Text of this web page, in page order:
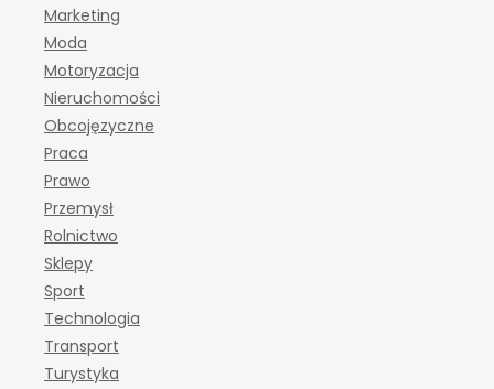
Marketing
Moda
Motoryzacja
Nieruchomości
Obcojęzyczne
Praca
Prawo
Przemysł
Rolnictwo
Sklepy
Sport
Technologia
Transport
Turystyka